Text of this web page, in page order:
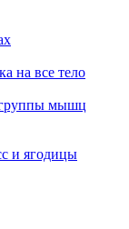
на все тело
группы мышц
и ягодицы